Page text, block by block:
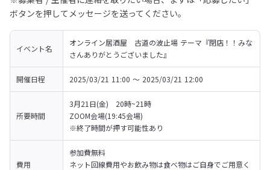
ボタンを押してメッセージを送ってください。
イベント名
オンライン居酒屋　古道の波止場 テーマ『閉店！！みな
さんありがとうございました』
開催日程 2025/03/21 11:00 〜 2025/03/21 12:00
所要時間
3月21日(金)　20時~21時
ZOOM会場(19:45会場)
※終了時間が押す可能性あり
費用
参加費無料
ネット回線費用やお飲み物は食べ物はご自身でご用意く